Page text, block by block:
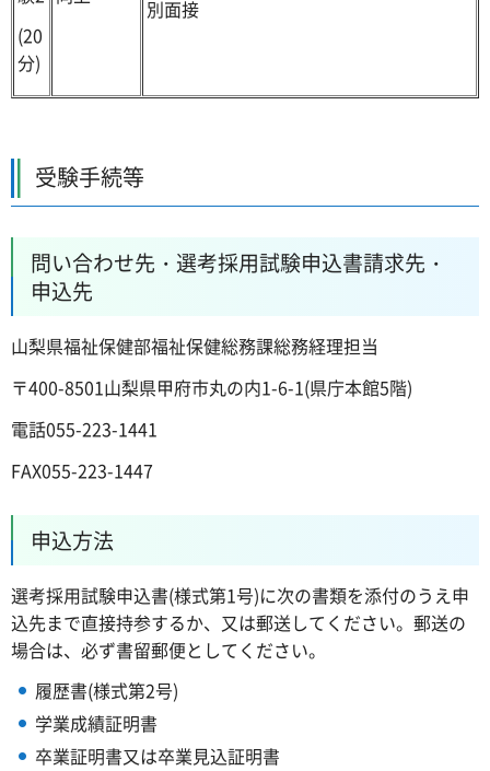
(20
分)
別面接
受験手続等
問い合わせ先・選考採用試験申込書請求先・
申込先
山梨県福祉保健部福祉保健総務課総務経理担当
〒400-8501山梨県甲府市丸の内1-6-1(県庁本館5階)
電話055-223-1441
FAX055-223-1447
申込方法
選考採用試験申込書(様式第1号)に次の書類を添付のうえ申
込先まで直接持参するか、又は郵送してください。郵送の
場合は、必ず書留郵便としてください。
履歴書(様式第2号)
学業成績証明書
卒業証明書又は卒業見込証明書